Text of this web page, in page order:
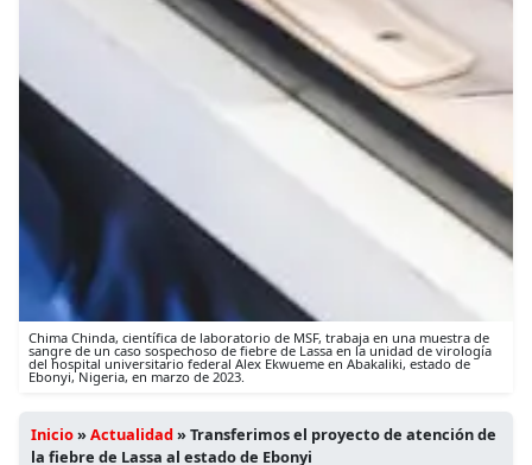
Chima Chinda, científica de laboratorio de MSF, trabaja en una muestra de
sangre de un caso sospechoso de fiebre de Lassa en la unidad de virología
del hospital universitario federal Alex Ekwueme en Abakaliki, estado de
Ebonyi, Nigeria, en marzo de 2023.
Inicio»Actualidad»Transferimos el proyecto de atención de
la fiebre de Lassa al estado de Ebonyi